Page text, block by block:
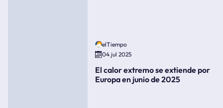
elTiempo
04 jul 2025
El calor extremo se extiende por
Europa en junio de 2025